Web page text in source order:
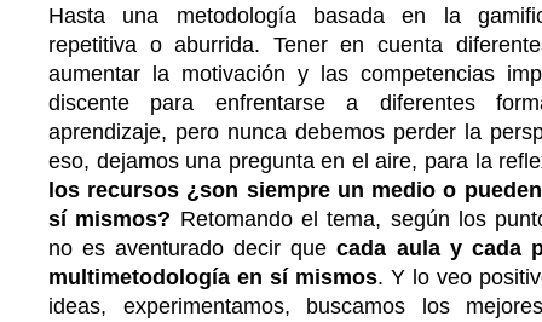
Hasta una metodología basada en la
repetitiva o aburrida. Tener en cuenta
aumentar la motivación y las competencias
discente para enfrentarse a diferentes
aprendizaje, pero nunca debemos perder la
eso, dejamos una pregunta en el aire, para la
los recursos ¿son siempre un medio o
sí mismos? Retomando el tema, según los
no es aventurado decir quecada aula y cada
multimetodología en sí mismos. Y lo veo
ideas, experimentamos, buscamos los